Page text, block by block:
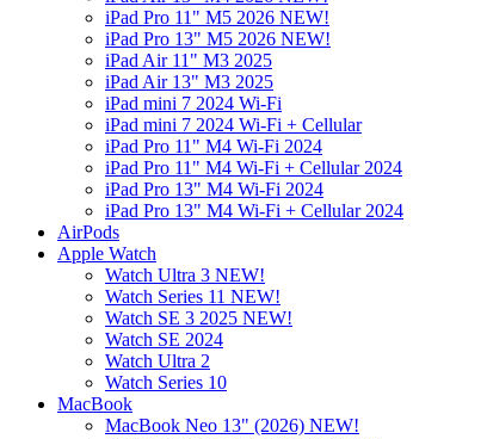
iPad Pro 11" M5 2026 NEW!
iPad Pro 13" M5 2026 NEW!
iPad Air 11" M3 2025
iPad Air 13" M3 2025
iPad mini 7 2024 Wi-Fi
iPad mini 7 2024 Wi-Fi + Cellular
iPad Pro 11" M4 Wi-Fi 2024
iPad Pro 11" M4 Wi-Fi + Cellular 2024
iPad Pro 13" M4 Wi-Fi 2024
iPad Pro 13" M4 Wi-Fi + Cellular 2024
AirPods
Apple Watch
Watch Ultra 3 NEW!
Watch Series 11 NEW!
Watch SE 3 2025 NEW!
Watch SE 2024
Watch Ultra 2
Watch Series 10
MacBook
MacBook Neo 13" (2026) NEW!